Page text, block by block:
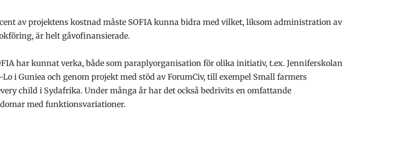
av projektens kostnad måste SOFIA kunna bidra med vilket, liksom administration av
är helt gåvofinansierade.
har kunnat verka, både som paraplyorganisation för olika initiativ, t.ex. Jenniferskolan
i Guniea och genom projekt med stöd av ForumCiv, till exempel Small farmers
child i Sydafrika. Under många år har det också bedrivits en omfattande
med funktionsvariationer.